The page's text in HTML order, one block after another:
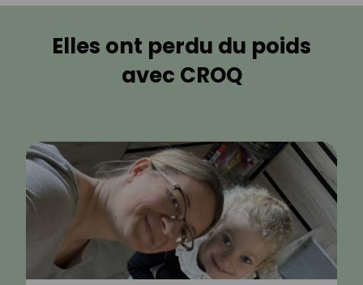
Elles ont perdu du poids
avec CROQ